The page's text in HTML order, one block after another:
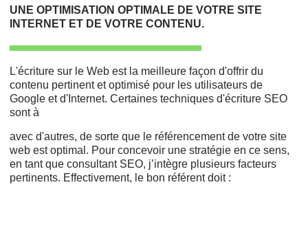
UNE OPTIMISATION OPTIMALE DE VOTRE SITE
INTERNET ET DE VOTRE CONTENU.
L'écriture sur le Web est la meilleure façon d'offrir du
contenu pertinent et optimisé pour les utilisateurs de
Google et d'Internet. Certaines techniques d'écriture SEO
sont à
avec d'autres, de sorte que le référencement de votre site
web est optimal. Pour concevoir une stratégie en ce sens,
en tant que consultant SEO, j’intègre plusieurs facteurs
pertinents. Effectivement, le bon référent doit :